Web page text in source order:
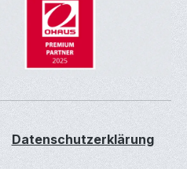
Datenschutzerklärung